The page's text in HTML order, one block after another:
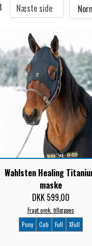
Næste side
Wahlsten Healing
maske
DKK 599,00
Fragt omk. tillægges
Pony
Cob Full XFull